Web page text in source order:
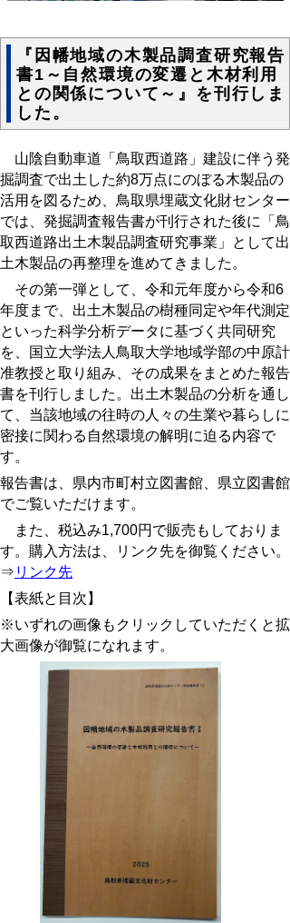
『因幡地域の木製品調査研究報告
書1～自然環境の変遷と木材利用
との関係について～』を刊行しま
した。
山陰自動車道「鳥取西道路」建設に伴う発
掘調査で出土した約8万点にのぼる木製品の
活用を図るため、鳥取県埋蔵文化財センター
では、発掘調査報告書が刊行された後に「鳥
取西道路出土木製品調査研究事業」として出
土木製品の再整理を進めてきました。
その第一弾として、令和元年度から令和6
年度まで、出土木製品の樹種同定や年代測定
といった科学分析データに基づく共同研究
を、国立大学法人鳥取大学地域学部の中原計
准教授と取り組み、その成果をまとめた報告
書を刊行しました。出土木製品の分析を通し
て、当該地域の往時の人々の生業や暮らしに
密接に関わる自然環境の解明に迫る内容で
す。
報告書は、県内市町村立図書館、県立図書館
でご覧いただけます。
また、税込み1,700円で販売もしておりま
す。 購入方法は、リンク先を御覧ください。
⇒ リンク先
【表紙と目次】
※いずれの画像もクリックしていただくと拡
大画像が御覧になれます。